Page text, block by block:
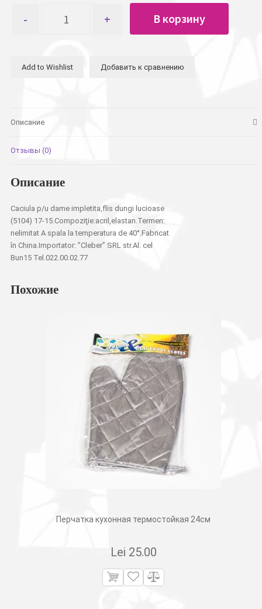
товара
В корзину
Add to Wishlist Добавить к сравнению
Описание
Отзывы (0)
Описание
Caciula p/u dame impletita,flis dungi lucioase
(5104) 17-15.Compoziţie:acril,elastan.Termen:
nelimitat A spala la temperatura de 40°.Fabricat
în China.Importator: ”Cleber” SRL str.Al. cel
Bun15 Tel.022.00.02.77
Похожие
Перчатка кухонная термостойкая 24см
Lei 25.00